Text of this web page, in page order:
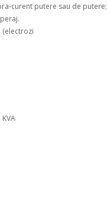
curent putere sau de putere;
(electrozi
KVA